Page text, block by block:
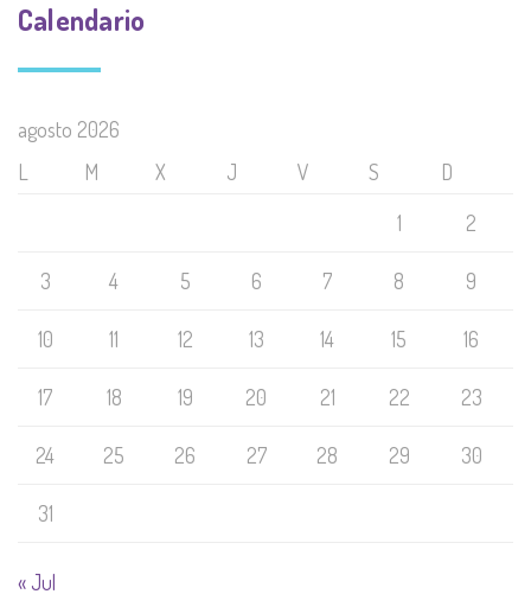
Calendario
agosto 2026
L
M X J V S
D
1
2
3 4 5 6 7 8 9
10 11 12 13 14 15 16
17 18 19 20 21 22 23
24 25 26 27 28 29 30
31
« Jul